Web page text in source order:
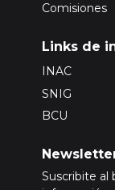
Comisiones
Links de
INAC
SNIG
BCU
Suscribite al